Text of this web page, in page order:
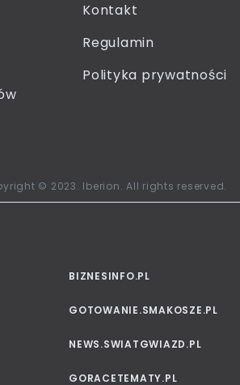
Kontakt
Regulamin
Polityka prywatności
© 2023. Iberion. All rights reserved.
BIZNESINFO.PL
GOTOWANIE.SMAKOSZE.PL
NEWS.SWIATGWIAZD.PL
GORACETEMATY.PL